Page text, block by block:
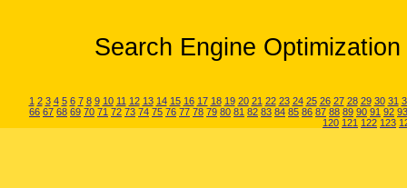
Search Engine
1 2 3 4 5 6 7 8 9 10 11 12 13 14 15 16 17 18 19 20 21 22 23 24 25 26 27 28 29 30 31
66 67 68 69 70 71 72 73 74 75 76 77 78 79 80 81 82 83 84 85 86 87 88 89 90 91 92 93
120 121 122 123